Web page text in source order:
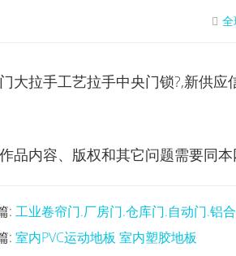
全
大拉手工艺拉手中央门锁?,新供应
品内容、版权和其它问题需要同
: 工业卷帘门.厂房门.仓库门.自动门.铝
: 室内PVC运动地板 室内塑胶地板